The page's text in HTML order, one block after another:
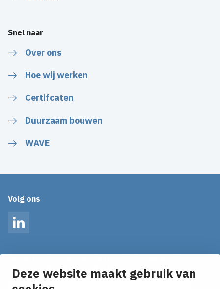
Deze website maakt gebruik van
Snel naar
Over ons
Hoe wij werken
Certifcaten
Duurzaam bouwen
WAVE
Volg ons
LinkedIn
Ontvang onze nieuws alerts in je mailbox!
E-mailadres